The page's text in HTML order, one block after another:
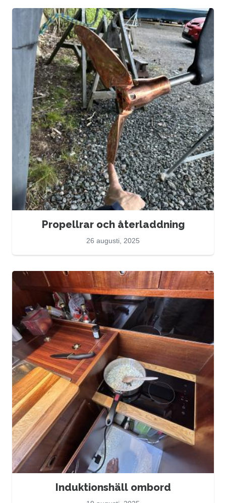
Propellrar och återladdning
26 augusti, 2025
Induktionshäll ombord